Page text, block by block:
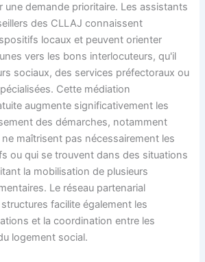
une demande prioritaire. Les assistants
des CLLAJ connaissent
locaux et peuvent orienter
vers les bons interlocuteurs, qu'il
sociaux, des services préfectoraux ou
Cette médiation
augmente significativement les
des démarches, notamment
maîtrisent pas nécessairement les
ou qui se trouvent dans des situations
la mobilisation de plusieurs
Le réseau partenarial
facilite également les
et la coordination entre les
logement social.